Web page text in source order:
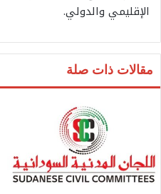
الإقليمي والدولي.
مقالات ذات صلة